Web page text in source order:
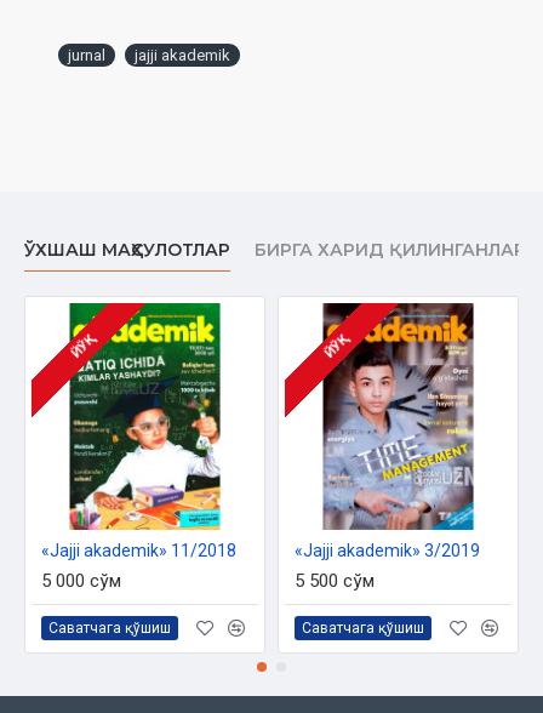
jurnal jajji akademik
ЎХШАШ МАҲСУЛОТЛАР БИРГА ХАРИД ҚИЛИНГАНЛАР
ЙЎҚ
«Jajji akademik» 11/2018
5 000 сўм
Саватчага қўшиш
ЙЎҚ
«Jajji akademik» 3/2019
5 500 сўм
Саватчага қўшиш